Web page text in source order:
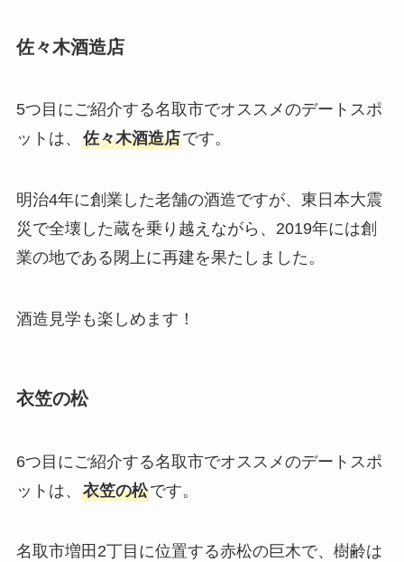
佐々木酒造店
5つ目にご紹介する名取市でオススメのデートスポ
ットは、 佐々木酒造店です。
明治4年に創業した老舗の酒造ですが、東日本大震
災で全壊した蔵を乗り越えながら、2019年には創
業の地である閖上に再建を果たしました。
酒造見学も楽しめます！
衣笠の松
6つ目にご紹介する名取市でオススメのデートスポ
ットは、 衣笠の松です。
名取市増田2丁目に位置する赤松の巨木で、樹齢は